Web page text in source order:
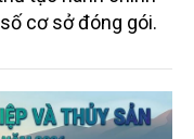
36/2026/NQ-CP
tục hành chính
cơ sở đóng gói.